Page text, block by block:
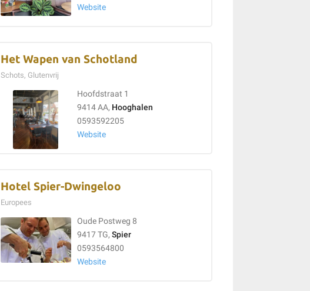
Website
Het Wapen van Schotland
Schots, Glutenvrij
Hoofdstraat 1
9414 AA, Hooghalen
0593592205
Website
Hotel Spier-Dwingeloo
Europees
Oude Postweg 8
9417 TG, Spier
0593564800
Website